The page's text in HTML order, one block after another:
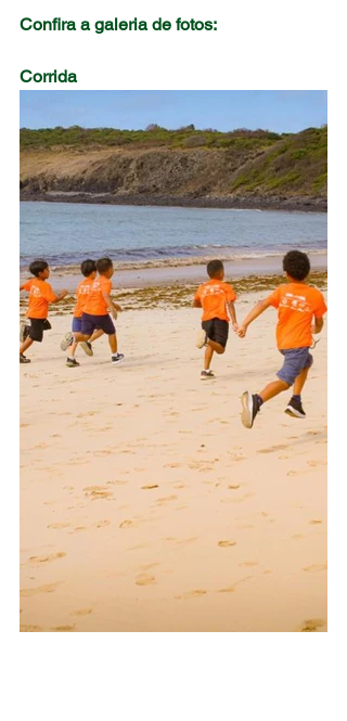
Confira a galeria de fotos:
Corrida